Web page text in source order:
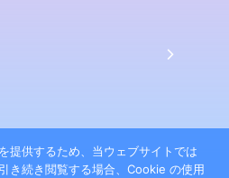
提供するため、当ウェブサイトでは
き続き閲覧する場合、Cookie の使用